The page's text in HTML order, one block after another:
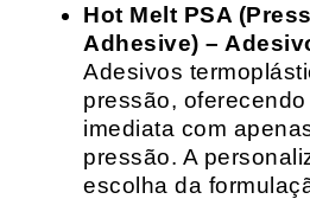
Hot Melt PSA
Adhesive) –
Adesivos
pressão,
imediata com
pressão. A
escolha da